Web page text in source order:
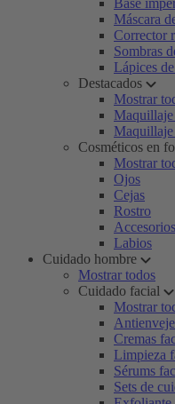
Base
Máscara
Corrector
Sombras
Lápices
Destacados
Mostrar
Cosméticos en
Mostrar
Ojos
Cejas
Rostro
Accesorios
Labios
Cuidado hombre
Mostrar todos
Cuidado facial
Mostrar
Cremas
Limpieza
Sérums
Sets de